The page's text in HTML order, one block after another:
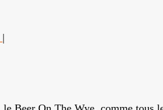
|